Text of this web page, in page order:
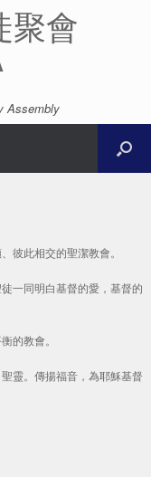
聚會
Assembly
彼此相交的聖潔教會。
一同明白基督的愛，基督的
的教會。
靈。傳揚福音，為耶穌基督